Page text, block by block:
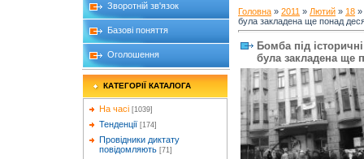
Зворотній зв'язок
Базові поняття
Оголошення
КАТЕГОРІЇ КАТАЛОГА
На часі [1039]
Тенденції [174]
Провідники диктату
повідомляють [71]
Головна » 2011 » Лютий » 18 »
була закладена ще понад
Бомба під
була закладена ще